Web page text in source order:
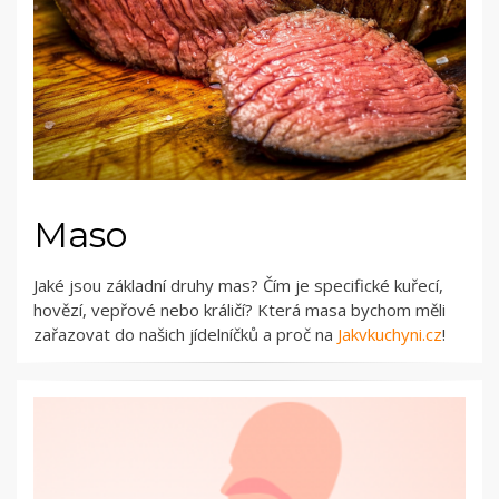
Maso
Jaké jsou základní druhy mas? Čím je specifické kuřecí,
hovězí, vepřové nebo králičí? Která masa bychom měli
zařazovat do našich jídelníčků a proč na Jakvkuchyni.cz!